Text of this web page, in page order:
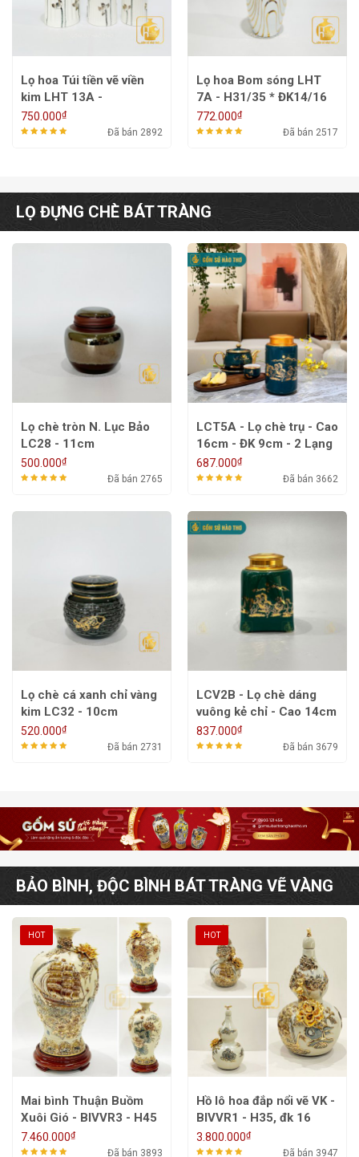
Lọ hoa Túi tiền vẽ viền
kim LHT 13A -
H23/26/30 * ĐK16/14/12
750.000₫
Đã bán 2892
Lọ hoa Bom sóng LHT
7A - H31/35 * ĐK14/16
772.000₫
Đã bán 2517
LỌ ĐỰNG CHÈ BÁT TRÀNG
Lọ chè tròn N. Lục Bảo
LC28 - 11cm
500.000₫
Đã bán 2765
LCT5A - Lọ chè trụ - Cao
16cm - ĐK 9cm - 2 Lạng
687.000₫
Đã bán 3662
Lọ chè cá xanh chỉ vàng
kim LC32 - 10cm
520.000₫
Đã bán 2731
LCV2B - Lọ chè dáng
vuông kẻ chỉ - Cao 14cm
- ĐK 11cm - 2,5 Lạng
837.000₫
Đã bán 3679
BẢO BÌNH, ĐỘC BÌNH BÁT TRÀNG VẼ VÀNG
HOT
Mai bình Thuận Buồm
Xuôi Gió - BIVVR3 - H45
7.460.000₫
Đã bán 3893
HOT
Hồ lô hoa đắp nổi vẽ VK -
BIVVR1 - H35, đk 16
3.800.000₫
Đã bán 3947